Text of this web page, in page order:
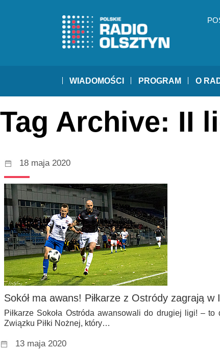
WIADOMOŚCI PROGRAM O
Tag Archive: II
18 maja 2020
Sokół ma awans! Piłkarze z Ostródy zagrają w
Piłkarze Sokoła Ostróda awansowali do drugiej ligi! – to
Związku Piłki Nożnej, który…
13 maja 2020